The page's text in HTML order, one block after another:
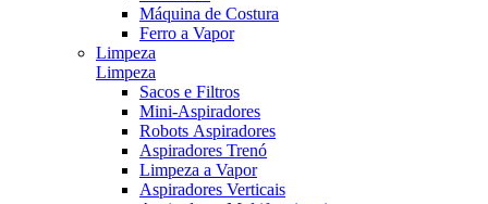
Máquina de Costura
Ferro a Vapor
Limpeza
Limpeza
Sacos e Filtros
Mini-Aspiradores
Robots Aspiradores
Aspiradores Trenó
Limpeza a Vapor
Aspiradores Verticais